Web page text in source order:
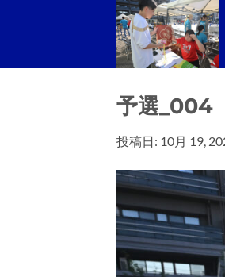
予選_004
投稿日: 10月 19,